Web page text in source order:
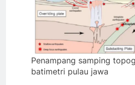
Penampang samping
batimetri pulau jawa